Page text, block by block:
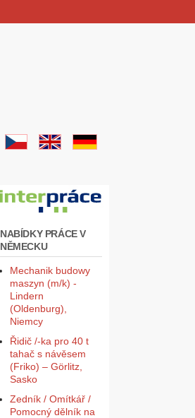
NABÍDKY PRÁCE V
NĚMECKU
Mechanik budowy
maszyn (m/k) -
Lindern
(Oldenburg),
Niemcy
Řidič /-ka pro 40 t
tahač s návěsem
(Friko) – Görlitz,
Sasko
Zedník / Omítkář /
Pomocný dělník na